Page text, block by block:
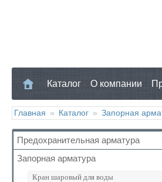
Каталог О компании
Главная » Каталог » Запорная
Предохранительная арматура
Воздухоотводчик
Клапан предохранительный
Запорная арматура
Кран шаровый для воды